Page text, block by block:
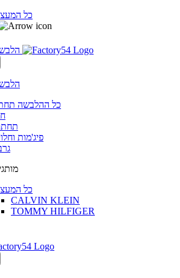
כל
כל ההלבשה
פיג'מות
כל
CALVIN KLEIN
TOMMY HILFIGER